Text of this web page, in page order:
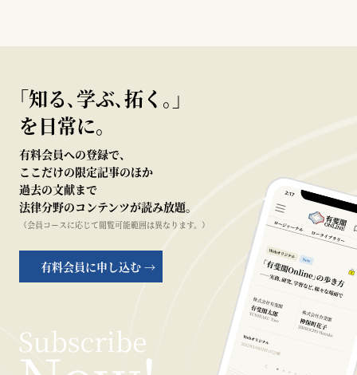
｢知る､学ぶ､拓く｡｣
を日常に。
有料会員への登録で、
ここだけの限定記事のほか
過去の文献まで
法律分野のコンテンツが読み放題。
（会員コースに応じて閲覧可能範囲は異なります。）
有料会員に申し込む →